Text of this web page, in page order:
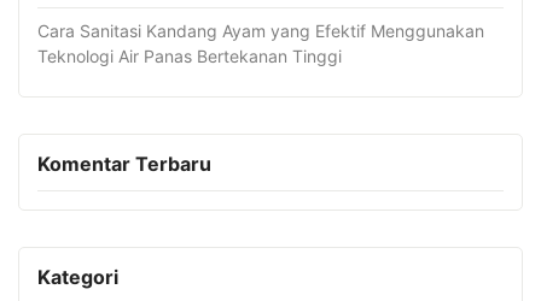
Cara Sanitasi Kandang Ayam yang Efektif Menggunakan
Teknologi Air Panas Bertekanan Tinggi
Komentar Terbaru
Kategori